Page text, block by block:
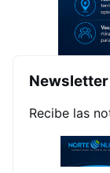
Newsletter
Recibe las